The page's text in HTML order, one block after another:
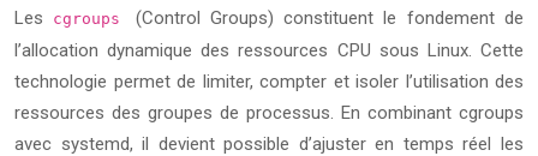
Les cgroups (Control Groups) constituent le fondement de
l’allocation dynamique des ressources CPU sous Linux. Cette
technologie permet de limiter, compter et isoler l’utilisation des
ressources des groupes de processus. En combinant cgroups
avec systemd, il devient possible d’ajuster en temps réel les